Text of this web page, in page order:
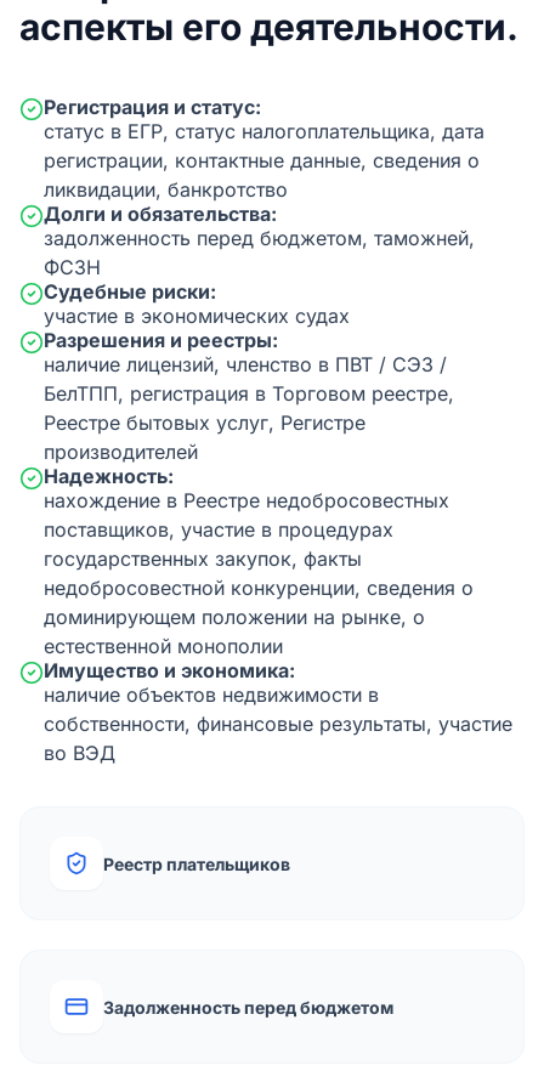
аспекты его деятельности.
Регистрация и статус:
статус в ЕГР, статус налогоплательщика, дата
регистрации, контактные данные, сведения о
ликвидации, банкротство
Долги и обязательства:
задолженность перед бюджетом, таможней,
ФСЗН
Судебные риски:
участие в экономических судах
Разрешения и реестры:
наличие лицензий, членство в ПВТ / СЭЗ /
БелТПП, регистрация в Торговом реестре,
Реестре бытовых услуг, Регистре
производителей
Надежность:
нахождение в Реестре недобросовестных
поставщиков, участие в процедурах
государственных закупок, факты
недобросовестной конкуренции, сведения о
доминирующем положении на рынке, о
естественной монополии
Имущество и экономика:
наличие объектов недвижимости в
собственности, финансовые результаты, участие
во ВЭД
Реестр плательщиков
Задолженность перед бюджетом